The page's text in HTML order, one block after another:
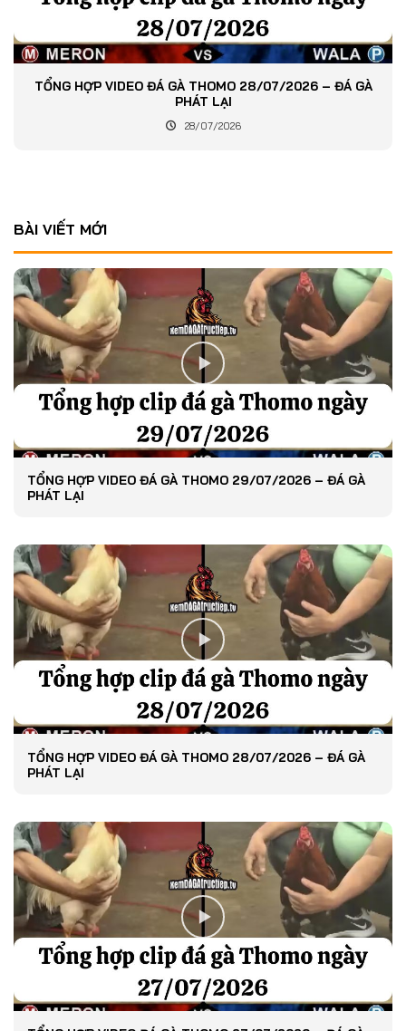
TỔNG HỢP VIDEO ĐÁ GÀ THOMO 28/07/2026 – ĐÁ GÀ
PHÁT LẠI
28/07/2026
BÀI VIẾT MỚI
TỔNG HỢP VIDEO ĐÁ GÀ THOMO 29/07/2026 – ĐÁ GÀ
PHÁT LẠI
TỔNG HỢP VIDEO ĐÁ GÀ THOMO 28/07/2026 – ĐÁ GÀ
PHÁT LẠI